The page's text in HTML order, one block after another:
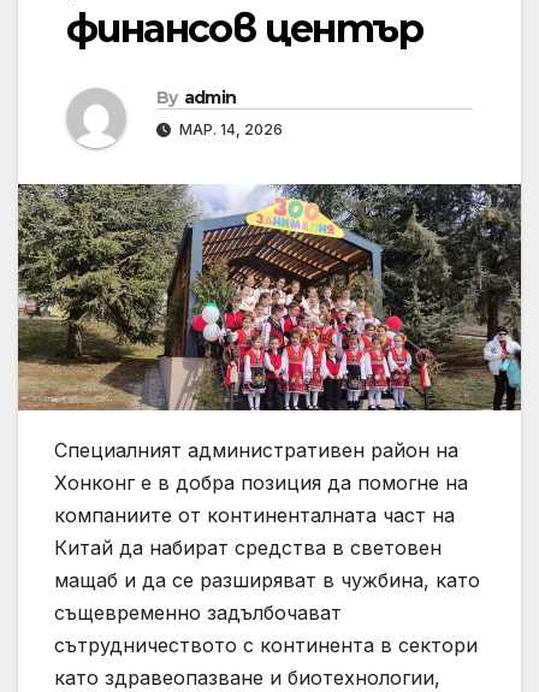
финансов център
By admin
МАР. 14, 2026
Специалният административен район на
Хонконг е в добра позиция да помогне на
компаниите от континенталната част на
Китай да набират средства в световен
мащаб и да се разширяват в чужбина, като
същевременно задълбочават
сътрудничеството с континента в сектори
като здравеопазване и биотехнологии,